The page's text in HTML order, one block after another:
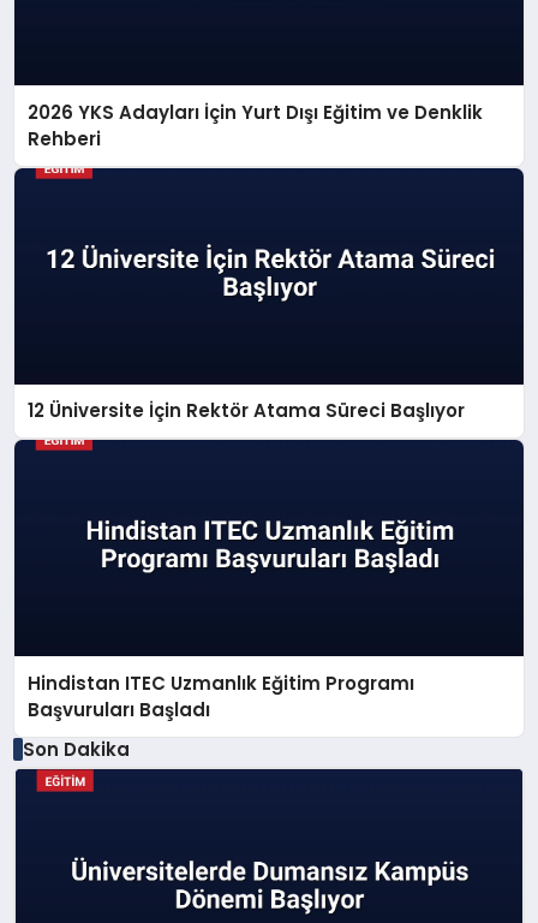
2026 YKS Adayları İçin Yurt Dışı Eğitim ve Denklik
Rehberi
12 Üniversite İçin Rektör Atama Süreci Başlıyor
Hindistan ITEC Uzmanlık Eğitim Programı
Başvuruları Başladı
Son Dakika